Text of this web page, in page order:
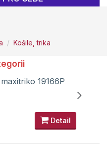
Košile, trika
19166P
Detail